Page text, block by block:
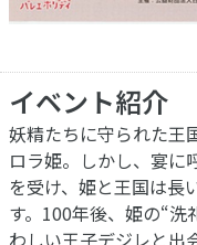
イベント紹介
妖精たちに守られた王
ロラ姫。しかし、宴に
を受け、姫と王国は長
す。100年後、姫の“洗
わしい王子デジレと出